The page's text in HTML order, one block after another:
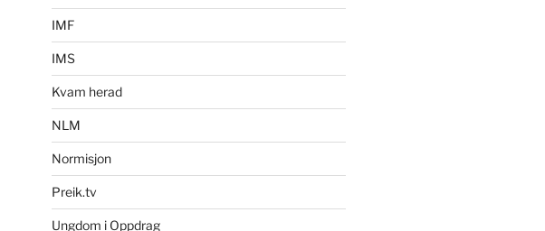
IMF
IMS
Kvam herad
NLM
Normisjon
Preik.tv
Ungdom i Oppdrag